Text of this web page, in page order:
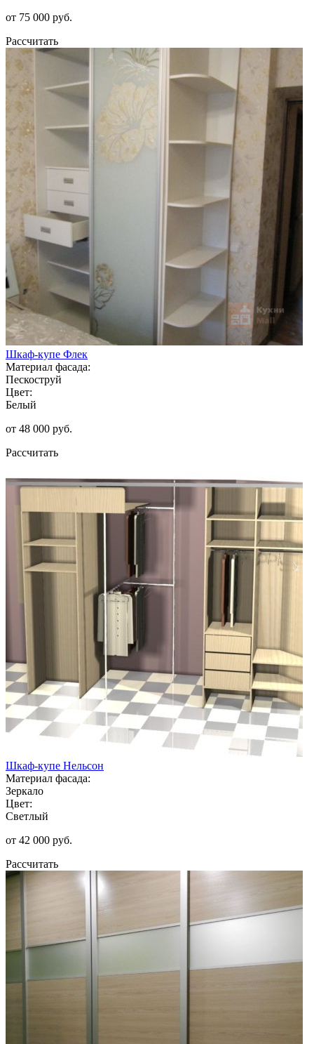
от 75 000 руб.
Рассчитать
Шкаф-купе Флек
Материал фасада:
Пескоструй
Цвет:
Белый
от 48 000 руб.
Рассчитать
Шкаф-купе Нельсон
Материал фасада:
Зеркало
Цвет:
Светлый
от 42 000 руб.
Рассчитать